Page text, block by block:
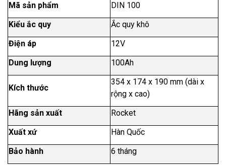
Mã sản phẩm
DIN 100
Kiểu ắc quy
Ắc quy khô
Điện áp
12V
Dung lượng
100Ah
Kích thước
354 x 174 x 190 mm (dài x
rộng x cao)
Hãng sản xuất
Rocket
Xuất xứ
Hàn Quốc
Bảo hành
6 tháng